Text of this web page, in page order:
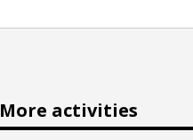
More activities